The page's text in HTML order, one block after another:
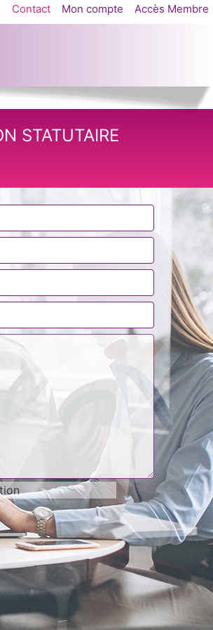
Contact Mon compte Accès Membre
STATUTAIRE